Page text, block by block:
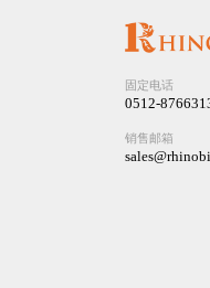
固定电话
0512-
销售邮箱